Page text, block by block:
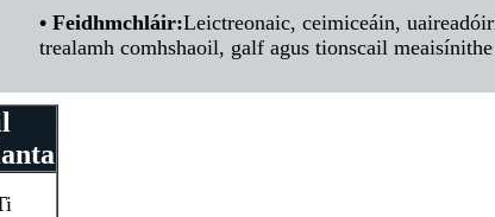
• Feidhmchláir:Leictreonaic, ceimiceáin,
trealamh comhshaoil, galf agus tionscail meaisínithe